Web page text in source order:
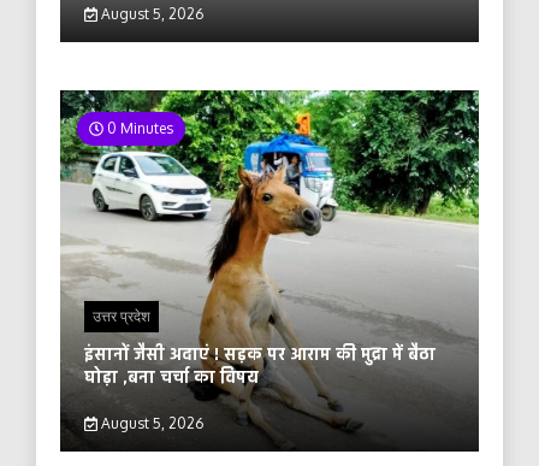
August 5, 2026
0 Minutes
उत्तर प्रदेश
इंसानों जैसी अदाएं ! सड़क पर आराम की मुद्रा में बैठा
घोड़ा ,बना चर्चा का विषय
August 5, 2026